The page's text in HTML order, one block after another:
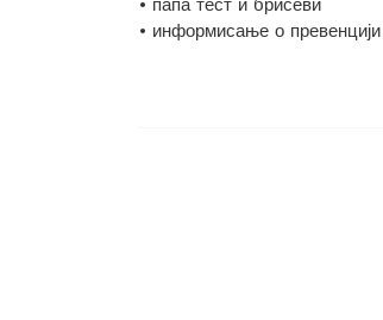
• папа тест и брисеви
• информисање о